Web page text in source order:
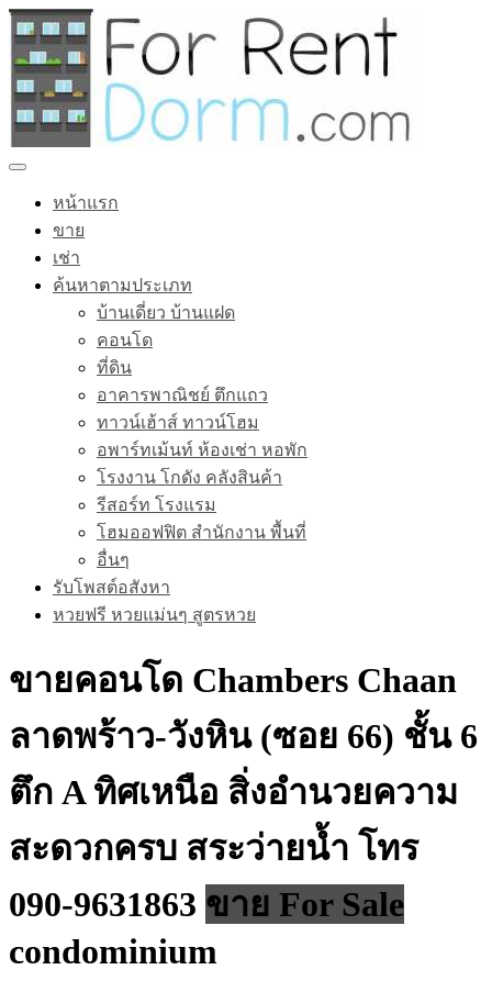
หน้าแรก
ขาย
เช่า
ค้นหาตามประเภท
บ้านเดี่ยว บ้านแฝด
คอนโด
ที่ดิน
อาคารพาณิชย์ ตึกแถว
ทาวน์เฮ้าส์ ทาวน์โฮม
อพาร์ทเม้นท์ ห้องเช่า หอพัก
โรงงาน โกดัง คลังสินค้า
รีสอร์ท โรงแรม
โฮมออฟฟิต สำนักงาน พื้นที่
อื่นๆ
รับโพสต์อสังหา
หวยฟรี หวยแม่นๆ สูตรหวย
ขายคอนโด Chambers Chaan
ลาดพร้าว-วังหิน (ซอย 66) ชั้น 6
ตึก A ทิศเหนือ สิ่งอำนวยความ
สะดวกครบ สระว่ายน้ำ โทร
090-9631863 ขาย For Sale
condominium